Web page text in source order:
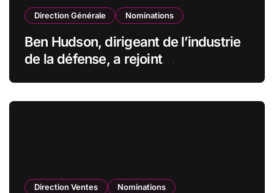
Direction Générale Nominations
Ben Hudson, dirigeant de l’industrie
de la défense, a rejoint
Direction Ventes Nominations